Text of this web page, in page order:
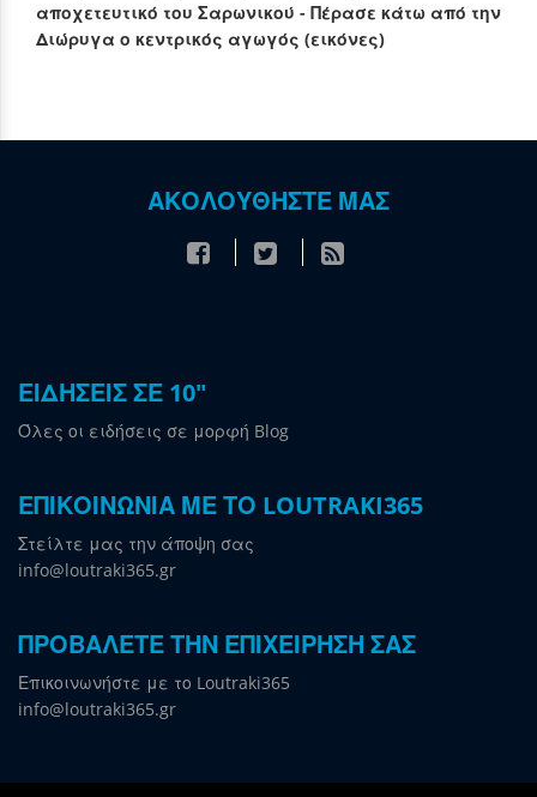
αποχετευτικό του Σαρωνικού - Πέρασε κάτω από την
Διώρυγα ο κεντρικός αγωγός (εικόνες)
ΑΚΟΛΟΥΘΗΣΤΕ ΜΑΣ
ΕΙΔΗΣΕΙΣ ΣΕ 10"
Όλες οι ειδήσεις σε μορφή Blog
ΕΠΙΚΟΙΝΩΝΙΑ ΜΕ ΤΟ LOUTRAKI365
Στείλτε μας την άποψη σας
info@loutraki365.gr
ΠΡΟΒΑΛΕΤΕ ΤΗΝ ΕΠΙΧΕΙΡΗΣΗ ΣΑΣ
Επικοινωνήστε με το Loutraki365
info@loutraki365.gr